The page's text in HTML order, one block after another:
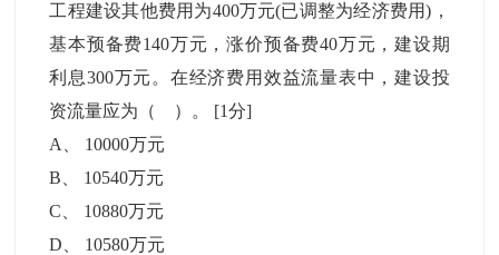
工程建设其他费用为400万元(已调整为经济费用)，
基本预备费140万元，涨价预备费40万元，建设期
利息300万元。在经济费用效益流量表中，建设投
资流量应为（ ）。 [1分]
A
10000万元
B
10540万元
C
10880万元
D
10580万元